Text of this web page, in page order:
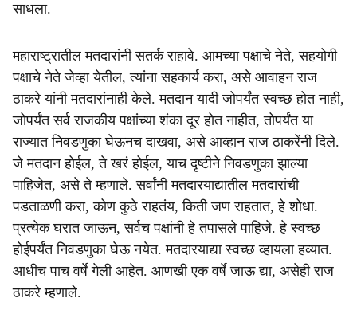
साधला.
महाराष्ट्रातील मतदारांनी सतर्क राहावे. आमच्या पक्षाचे नेते, सहयोगी
पक्षाचे नेते जेव्हा येतील, त्यांना सहकार्य करा, असे आवाहन राज
ठाकरे यांनी मतदारांनाही केले. मतदान यादी जोपर्यंत स्वच्छ होत नाही,
जोपर्यंत सर्व राजकीय पक्षांच्या शंका दूर होत नाहीत, तोपर्यंत या
राज्यात निवडणुका घेऊनच दाखवा, असे आव्हान राज ठाकरेंनी दिले.
जे मतदान होईल, ते खरं होईल, याच दृष्टीने निवडणुका झाल्या
पाहिजेत, असे ते म्हणाले. सर्वांनी मतदारयाद्यातील मतदारांची
पडताळणी करा, कोण कुठे राहतंय, किती जण राहतात, हे शोधा.
प्रत्येक घरात जाऊन, सर्वच पक्षांनी हे तपासले पाहिजे. हे स्वच्छ
होईपर्यंत निवडणुका घेऊ नयेत. मतदारयाद्या स्वच्छ व्हायला हव्यात.
आधीच पाच वर्षे गेली आहेत. आणखी एक वर्षे जाऊ द्या, असेही राज
ठाकरे म्हणाले.